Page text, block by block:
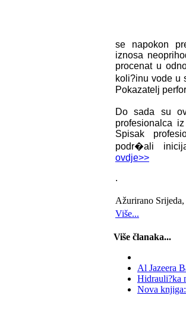
se napokon
iznosa
procenat u
koli?inu vode u
Pokazatelj
Do sada su
profesionalca
Spisak
podr�ali
ovdje>>
.
Ažurirano
Više...
Više članaka...
Al Jazeera
Hidrauli?ka
Nova